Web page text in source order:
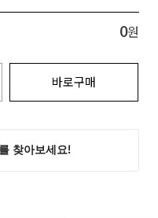
0원
바로구매